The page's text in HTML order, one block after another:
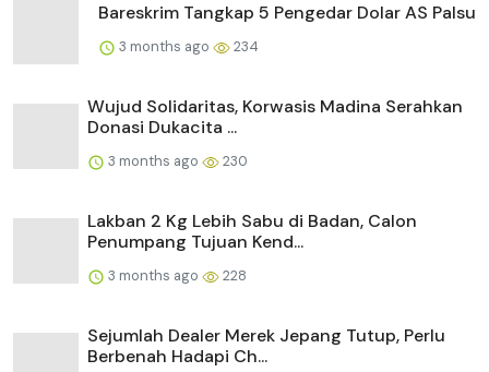
Bareskrim Tangkap 5 Pengedar Dolar AS Palsu
3 months ago 234
Wujud Solidaritas, Korwasis Madina Serahkan
Donasi Dukacita ...
3 months ago 230
Lakban 2 Kg Lebih Sabu di Badan, Calon
Penumpang Tujuan Kend...
3 months ago 228
Sejumlah Dealer Merek Jepang Tutup, Perlu
Berbenah Hadapi Ch...